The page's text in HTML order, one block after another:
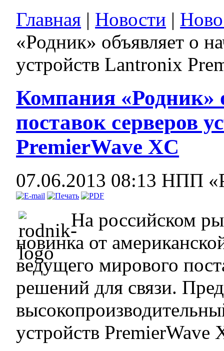
Главная | Новости |
«Родник» объявляет о
устройств Lantronix
Компания «Родник»
поставок серверов
PremierWave XC
07.06.2013 08:13 НПП
На российском
новинка от
ведущего мирового
решений для связи.
устройств PremierWave